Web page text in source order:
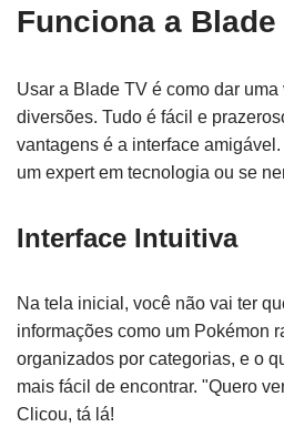
Funciona a Blade
Usar a Blade TV é como dar
diversões. Tudo é fácil e
vantagens é a interface
um expert em tecnologia ou se
Interface Intuitiva
Na tela inicial, você não vai ter
informações como um Pokémon
organizados por categorias, e o
mais fácil de encontrar. "Quero
Clicou, tá lá!